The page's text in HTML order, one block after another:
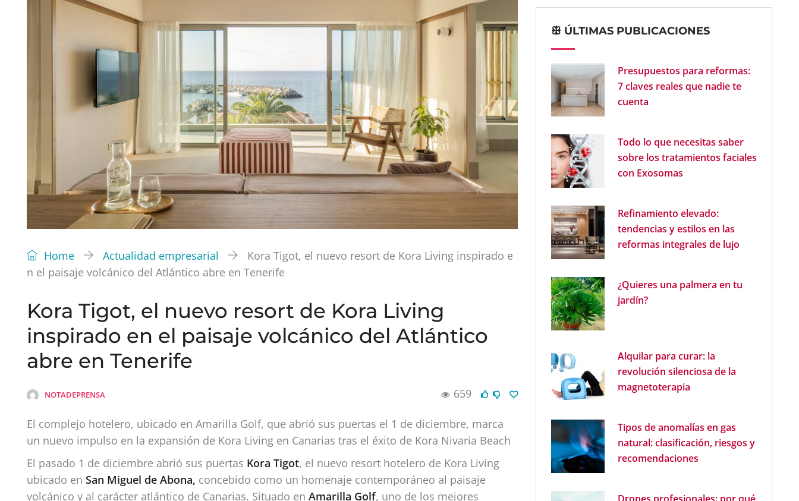
Home Actualidad empresarial
Kora Tigot, el nuevo resort de Kora Living inspirado e
n el paisaje volcánico del Atlántico abre en Tenerife
Kora Tigot, el nuevo resort de Kora Living
inspirado en el paisaje volcánico del Atlántico
abre en Tenerife
NOTADEPRENSA 659
El complejo hotelero, ubicado en Amarilla Golf, que abrió sus puertas el 1 de diciembre, marca
un nuevo impulso en la expansión de Kora Living en Canarias tras el éxito de Kora Nivaria Beach
El pasado 1 de diciembre abrió sus puertas Kora Tigot, el nuevo resort hotelero de Kora Living
ubicado en San Miguel de Abona, concebido como un homenaje contemporáneo al paisaje
volcánico y al carácter atlántico de Canarias. Situado en Amarilla Golf, uno de los mejores
ꕥ ÚLTIMAS PUBLICACIONES
Presupuestos para reformas:
7 claves reales que nadie te
cuenta
Todo lo que necesitas saber
sobre los tratamientos faciales
con Exosomas
Refinamiento elevado:
tendencias y estilos en las
reformas integrales de lujo
¿Quieres una palmera en tu
jardín?
Alquilar para curar: la
revolución silenciosa de la
magnetoterapia
Tipos de anomalías en gas
natural: clasificación, riesgos y
recomendaciones